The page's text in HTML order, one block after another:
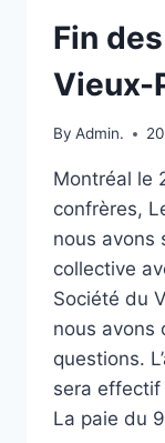
Fin
Vieux-
By Admin.
Montréal le
confrères,
nous avons
collective
Société du
nous avons
questions.
sera
La paie du